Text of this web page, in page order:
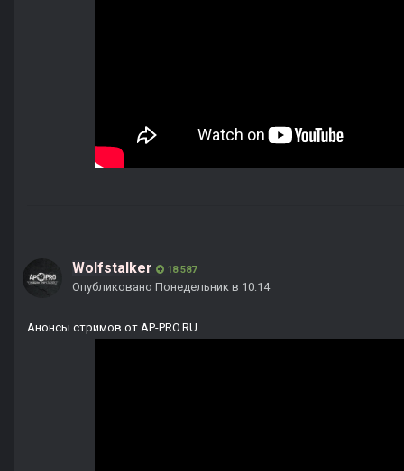
Wolfstalker 18 587
Опубликовано Понедельник в 10:14
Анонсы стримов от AP-PRO.RU